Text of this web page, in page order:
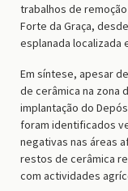
trabalhos de
Forte da Graça,
esplanada localizada
Em síntese, apesar
de cerâmica na zona
implantação do
foram identificados
negativas nas áreas
restos de cerâmica
com actividades